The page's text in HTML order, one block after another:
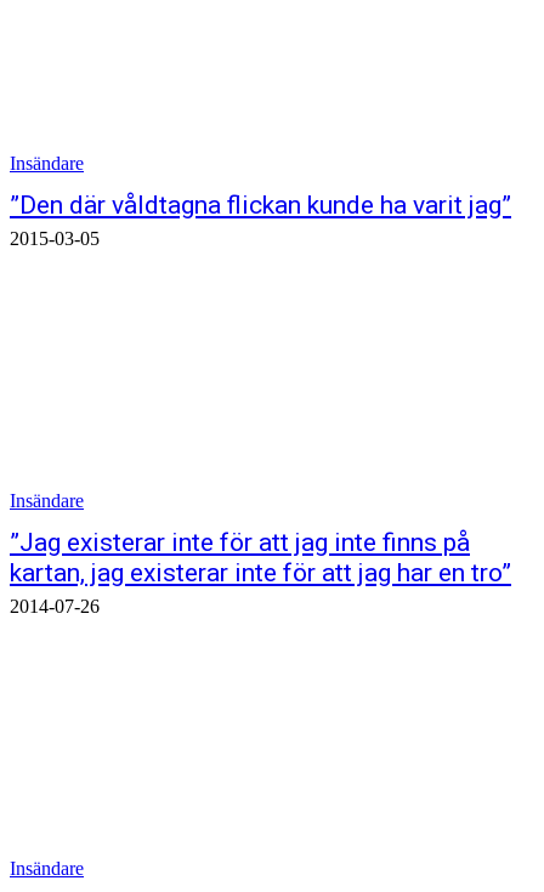
Insändare
”Den där våldtagna flickan kunde ha varit jag”
2015-03-05
Insändare
”Jag existerar inte för att jag inte finns på
kartan, jag existerar inte för att jag har en tro”
2014-07-26
Insändare